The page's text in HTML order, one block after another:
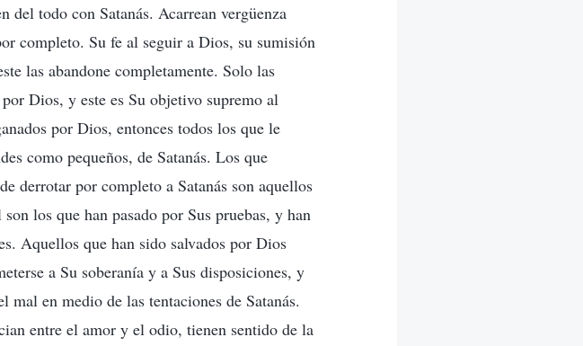
todo con Satanás. Acarrean vergüenza
completo. Su fe al seguir a Dios, su sumisión
las abandone completamente. Solo las
Dios, y este es Su objetivo supremo al
por Dios, entonces todos los que le
como pequeños, de Satanás. Los que
derrotar por completo a Satanás son aquellos
los que han pasado por Sus pruebas, y han
Aquellos que han sido salvados por Dios
a Su soberanía y a Sus disposiciones, y
en medio de las tentaciones de Satanás.
entre el amor y el odio, tienen sentido de la